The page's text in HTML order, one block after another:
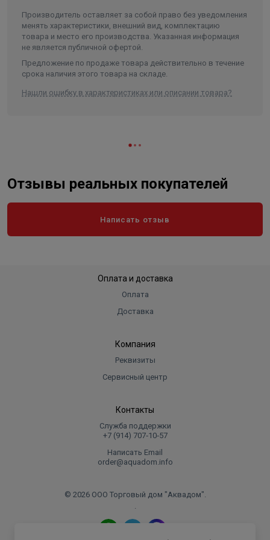
Производитель оставляет за собой право без уведомления
менять характеристики, внешний вид, комплектацию
товара и место его производства. Указанная информация
не является публичной офертой.
Предложение по продаже товара действительно в течение
срока наличия этого товара на складе.
Нашли ошибку в характеристиках или описании товара?
Отзывы реальных покупателей
Написать отзыв
Оплата и доставка
Оплата
Доставка
Компания
Реквизиты
Сервисный центр
Контакты
Служба поддержки
+7 (914) 707‑10‑57
Написать Email
order@aquadom.info
© 2026 ООО Торговый дом "Аквадом".
.